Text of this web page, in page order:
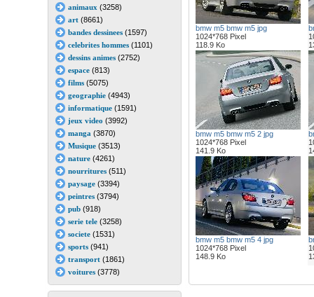
animaux (3258)
art(8661)
bandes dessinees(1597)
celebrites hommes(1101)
dessins animes(2752)
espace(813)
films(5075)
geographie(4943)
informatique(1591)
jeux video (3992)
manga (3870)
Musique(3513)
nature(4261)
nourritures(511)
paysage(3394)
peintres(3794)
pub(918)
serie tele(3258)
societe(1531)
sports(941)
transport(1861)
voitures(3778)
bmw m5 bmw m5 jpg
1024*768 Pixel
118.9 Ko
bmw m5 bmw m5 2 jpg
1024*768 Pixel
141.9 Ko
bmw m5 bmw m5 4 jpg
1024*768 Pixel
148.9 Ko